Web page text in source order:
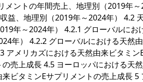
ントの年間売上、地理別（2019年
益、地理別（2019年～2024年） 4.2
年～2024年） 4.2.1 グローバルにお
年） 4.2.2 グローバルにおける天然
メリカズにおける天然由来ビタミ
売上成長 4.5 ヨーロッパにおける天
ビタミンEサプリメントの売上成長 5